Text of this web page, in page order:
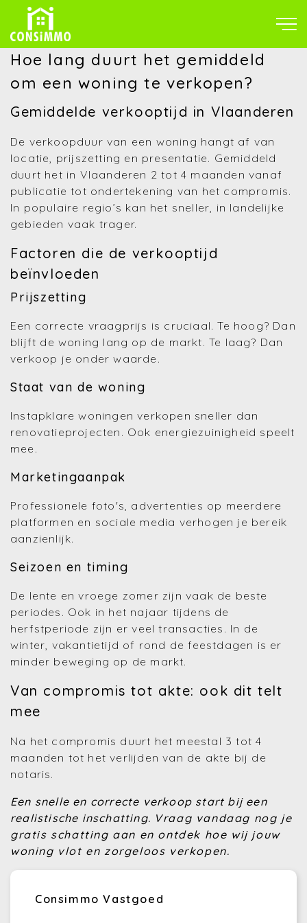
Hoe lang duurt het gemiddeld
om een woning te verkopen?
Gemiddelde verkooptijd in Vlaanderen
De verkoopduur van een woning hangt af van
locatie, prijszetting en presentatie. Gemiddeld
duurt het in Vlaanderen 2 tot 4 maanden vanaf
publicatie tot ondertekening van het compromis.
In populaire regio’s kan het sneller, in landelijke
gebieden vaak trager.
Factoren die de verkooptijd
beïnvloeden
Prijszetting
Een correcte vraagprijs is cruciaal. Te hoog? Dan
blijft de woning lang op de markt. Te laag? Dan
verkoop je onder waarde.
Staat van de woning
Instapklare woningen verkopen sneller dan
renovatieprojecten. Ook energiezuinigheid speelt
mee.
Marketingaanpak
Professionele foto's, advertenties op meerdere
platformen en sociale media verhogen je bereik
aanzienlijk.
Seizoen en timing
De lente en vroege zomer zijn vaak de beste
periodes. Ook in het najaar tijdens de
herfstperiode zijn er veel transacties. In de
winter, vakantietijd of rond de feestdagen is er
minder beweging op de markt.
Van compromis tot akte: ook dit telt
mee
Na het compromis duurt het meestal 3 tot 4
maanden tot het verlijden van de akte bij de
notaris.
Een snelle en correcte verkoop start bij een
realistische inschatting. Vraag vandaag nog je
gratis schatting aan en ontdek hoe wij jouw
woning vlot en zorgeloos verkopen.
Consimmo Vastgoed